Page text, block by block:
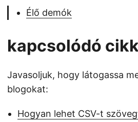
Élő demók
kapcsolódó
Javasoljuk, hogy látogassa
blogokat:
Hogyan lehet CSV-t